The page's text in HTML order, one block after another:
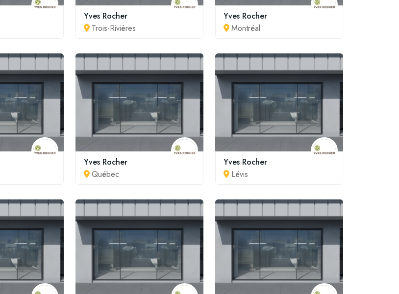
Yves Rocher
Trois-Rivières
Yves Rocher
Montréal
Yves Rocher
Québec
Yves Rocher
Lévis